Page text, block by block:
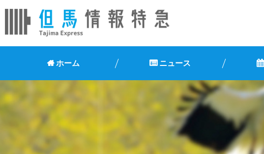
ホーム ニュース